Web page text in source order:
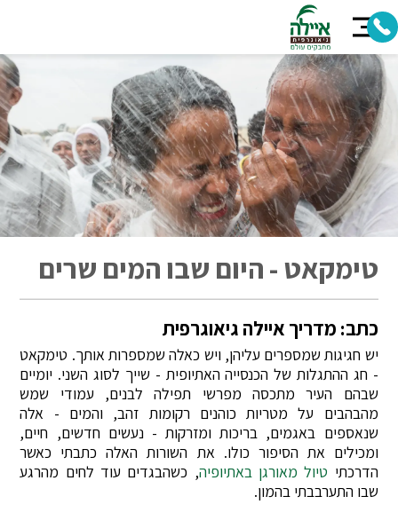
טימקאט - היום שבו המים שרים
כתב: מדריך איילה גיאוגרפית
יש חגיגות שמספרים עליהן, ויש כאלה שמספרות אותך. טימקאט
- חג ההתגלות של הכנסייה האתיופית - שייך לסוג השני. יומיים
שבהם העיר מתכסה מפרשי תפילה לבנים, עמודי שמש
מהבהבים על מטריות כוהנים רקומות זהב, והמים - אלה
שנאספים באגמים, בריכות ומזרקות - נעשים חדשים, חיים,
ומכילים את הסיפור כולו. את השורות האלה כתבתי כאשר
הדרכתי טיול מאורגן באתיופיה, כשהבגדים עוד לחים מהרגע
שבו התערבבתי בהמון.